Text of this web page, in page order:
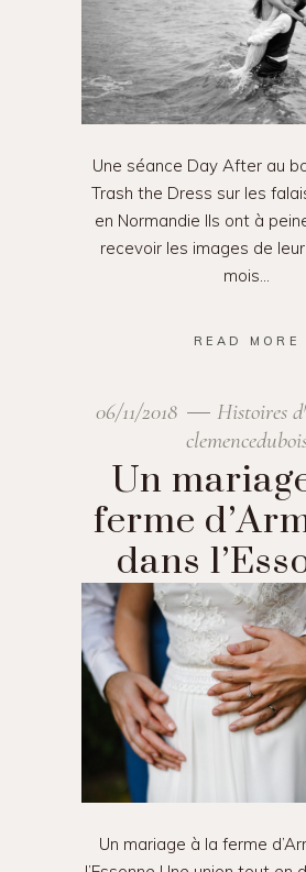
Une séance Day After au
Trash the Dress sur les
en Normandie Ils ont à
recevoir les images de
mois
READ MORE
06/11/2018
Histoires
Un
ferme
dans
Un mariage à la ferme